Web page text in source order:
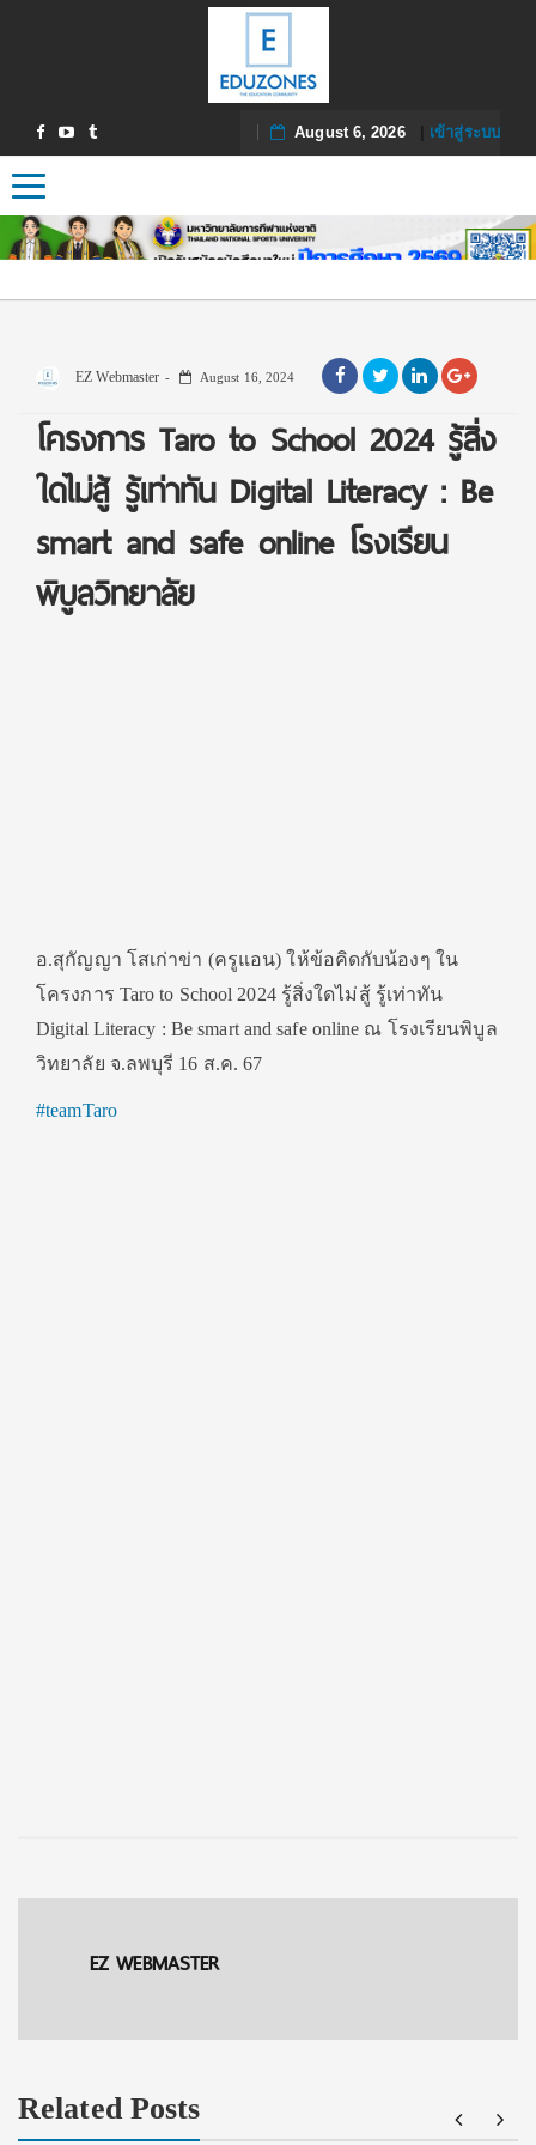
August 6, 2026| เข้าสู่ระบบ
Toggle navigation
EZ Webmaster August 16, 2024
โครงการ Taro to School 2024 รู้สิ่ง
ใดไม่สู้ รู้เท่าทัน Digital Literacy : Be
smart and safe online โรงเรียน
พิบูลวิทยาลัย
อ.สุกัญญา โสเก่าข่า (ครูแอน) ให้ข้อคิดกับน้องๆ ใน
โครงการ Taro to School 2024 รู้สิ่งใดไม่สู้ รู้เท่าทัน
Digital Literacy : Be smart and safe online ณ โรงเรียนพิบูล
วิทยาลัย จ.ลพบุรี 16 ส.ค. 67
#teamTaro
EZ WEBMASTER
Related Posts